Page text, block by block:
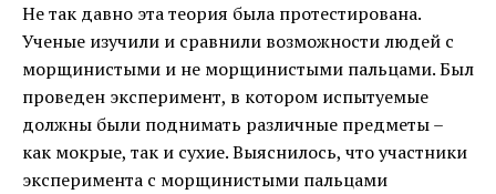
Не так давно эта теория была протестирована.
Ученые изучили и сравнили возможности людей с
морщинистыми и не морщинистыми пальцами. Был
проведен эксперимент, в котором испытуемые
должны были поднимать различные предметы –
как мокрые, так и сухие. Выяснилось, что участники
эксперимента с морщинистыми пальцами